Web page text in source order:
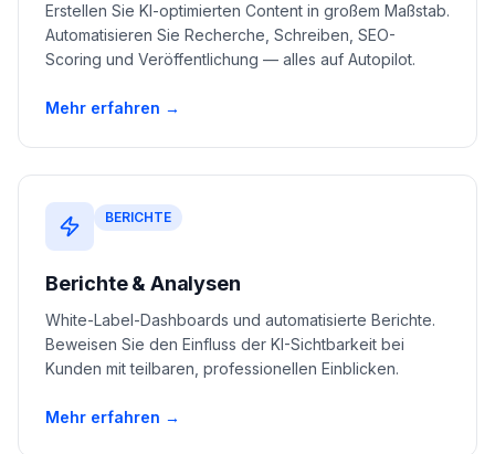
Erstellen Sie KI-optimierten Content in großem Maßstab.
Automatisieren Sie Recherche, Schreiben, SEO-
Scoring und Veröffentlichung — alles auf Autopilot.
Mehr erfahren →
BERICHTE
Berichte & Analysen
White-Label-Dashboards und automatisierte Berichte.
Beweisen Sie den Einfluss der KI-Sichtbarkeit bei
Kunden mit teilbaren, professionellen Einblicken.
Mehr erfahren →